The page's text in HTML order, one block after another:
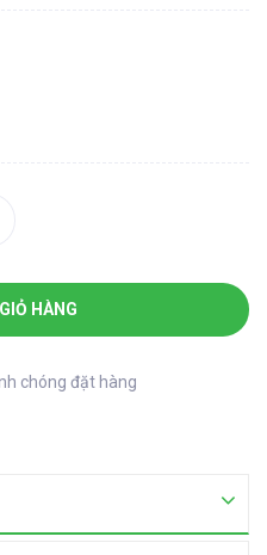
HÀNG
chóng đặt hàng